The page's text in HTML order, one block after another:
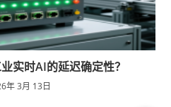
实时AI的延迟确定性？
年 3月 13日